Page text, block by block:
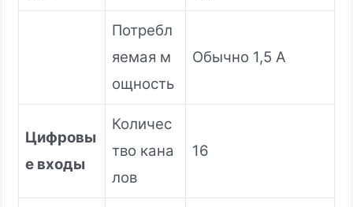
Потребл
яемая м
ощность
Обычно 1,5 А
Цифровы
е входы
Количес
тво кана
лов
16